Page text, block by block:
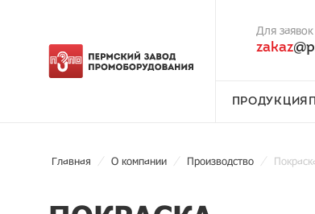
Для
zakaz
ПРОДУКЦИЯ
Главная О компании Производство